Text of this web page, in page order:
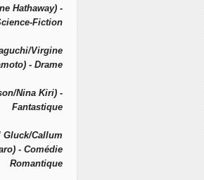
Hathaway) -
Fiction
Virgine
- Drame
Nina Kiri) -
Fantastique
Callum
- Comédie
Romantique